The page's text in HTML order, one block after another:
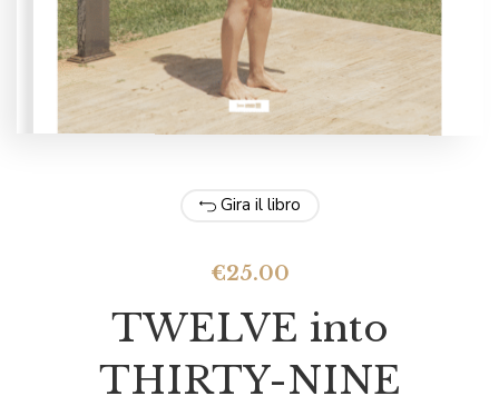
Gira il libro
€25.00
TWELVE into
THIRTY-NINE